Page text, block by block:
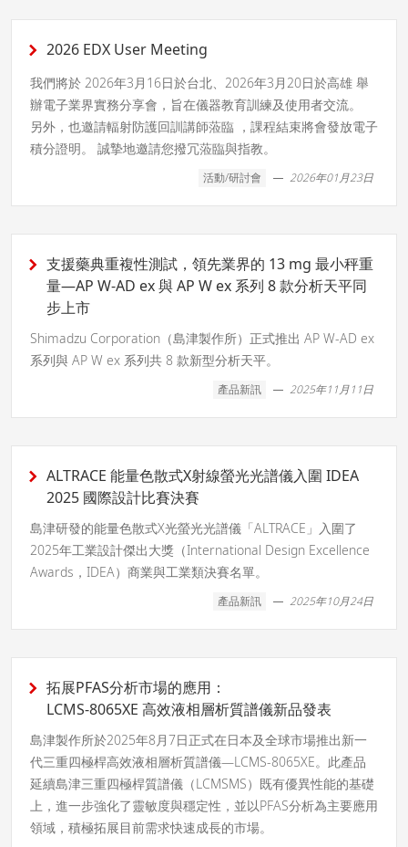
2026 EDX User Meeting
我們將於 2026年3月16日於台北、2026年3月20日於高雄 舉
辦電子業界實務分享會，旨在儀器教育訓練及使用者交流。
另外，也邀請輻射防護回訓講師蒞臨 ，課程結束將會發放電子
積分證明。 誠摯地邀請您撥冗蒞臨與指教。
活動/研討會 2026年01月23日
支援藥典重複性測試，領先業界的 13 mg 最小秤重
量—AP W-AD ex 與 AP W ex 系列 8 款分析天平同
步上市
Shimadzu Corporation（島津製作所）正式推出 AP W-AD ex
系列與 AP W ex 系列共 8 款新型分析天平。
產品新訊 2025年11月11日
ALTRACE 能量色散式X射線螢光光譜儀入圍 IDEA
2025 國際設計比賽決賽
島津研發的能量色散式X光螢光光譜儀「ALTRACE」入圍了
2025年工業設計傑出大獎（International Design Excellence
Awards，IDEA）商業與工業類決賽名單。
產品新訊 2025年10月24日
拓展PFAS分析市場的應用：
LCMS-8065XE 高效液相層析質譜儀新品發表
島津製作所於2025年8月7日正式在日本及全球市場推出新一
代三重四極桿高效液相層析質譜儀—LCMS-8065XE。此產品
延續島津三重四極桿質譜儀（LCMSMS）既有優異性能的基礎
上，進一步強化了靈敏度與穩定性，並以PFAS分析為主要應用
領域，積極拓展目前需求快速成長的市場。